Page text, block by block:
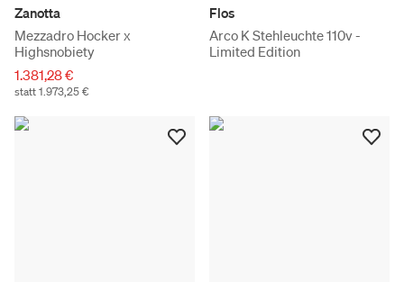
Zanotta
Mezzadro Hocker x
Highsnobiety
1.381,28 €
statt 1.973,25 €
Flos
Arco K Stehleuchte 110v -
Limited Edition